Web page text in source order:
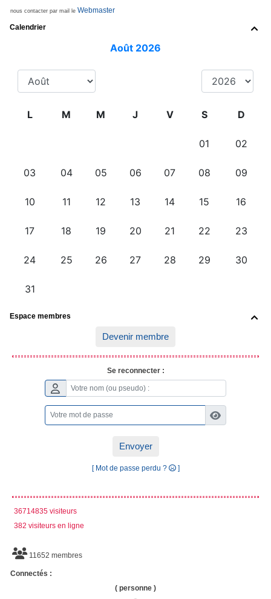
nous contacter par mail le Webmaster

Calendrier

Espace membres
Devenir membre
Se reconnecter :
Envoyer
[ Mot de passe perdu ? ]
36714835 visiteurs
382 visiteurs en ligne
11652 membres
Connectés :
( personne )